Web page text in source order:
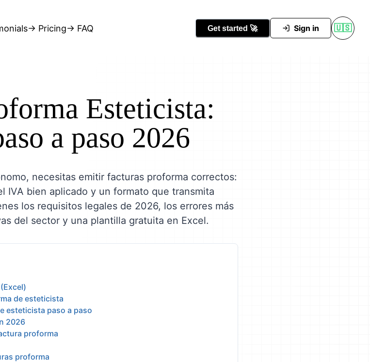
→ Pricing→ FAQ Get started 🚀 Sign in 🇺🇸
Conocer Tutti
Esteticista:
a paso 2026
necesitas emitir facturas proforma correctos:
IVA bien aplicado y un formato que transmita
los requisitos legales de 2026, los errores más
del sector y una plantilla gratuita en Excel.
de esteticista
esteticista paso a paso
2026
proforma
proforma